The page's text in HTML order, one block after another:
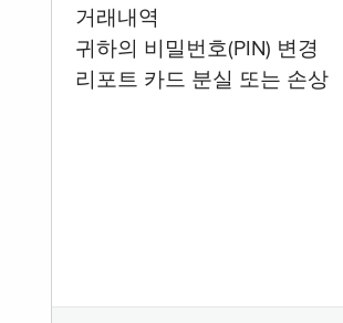
거래내역
귀하의 비밀번호(PIN) 변경
리포트 카드 분실 또는 손상